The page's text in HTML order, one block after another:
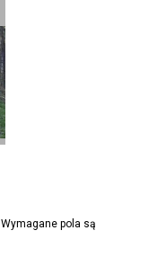
Wymagane pola są